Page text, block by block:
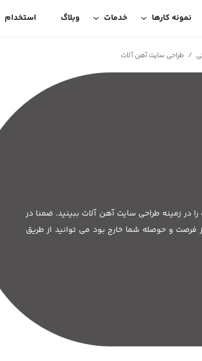
نمونه کارها خدمات وبلاگ استخدام
/ طراحی سایت آهن آلات
در زمینه طراحی سایت آهن آلات ببینید. ضمنا در
فرصت و حوصله شما خارج بود می توانید از طریق